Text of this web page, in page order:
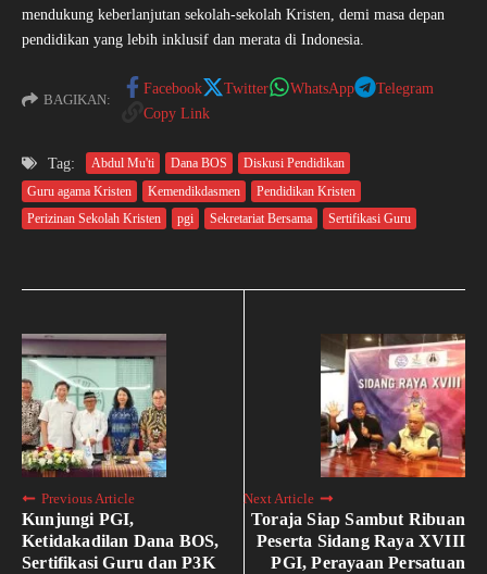
mendukung keberlanjutan sekolah-sekolah Kristen, demi masa depan
pendidikan yang lebih inklusif dan merata di Indonesia.
BAGIKAN:
Facebook Twitter WhatsApp
Telegram
Copy Link
Tag: Abdul Mu'ti Dana BOS
Diskusi Pendidikan
Guru agama Kristen
Kemendikdasmen
Pendidikan Kristen
Perizinan Sekolah Kristen
pgi Sekretariat Bersama Sertifikasi Guru
Previous Article
Kunjungi PGI,
Ketidakadilan Dana BOS,
Sertifikasi Guru dan P3K
Next Article
Toraja Siap Sambut Ribuan
Peserta Sidang Raya XVIII
PGI, Perayaan Persatuan